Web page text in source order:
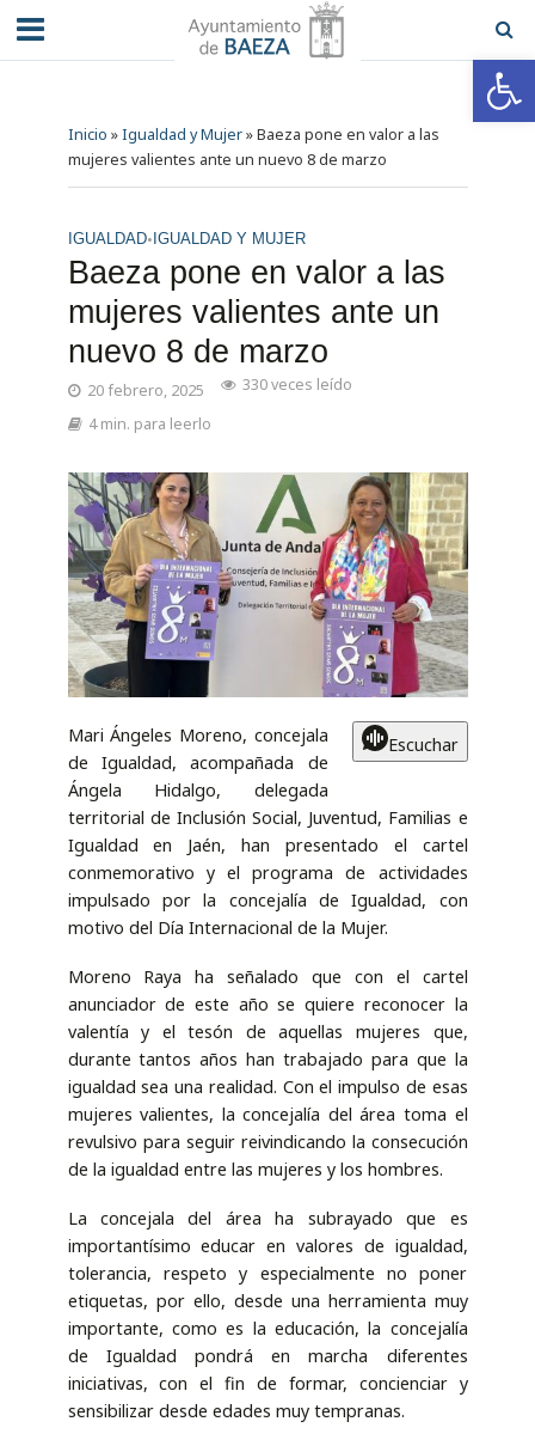
Inicio »Igualdad y Mujer»Baeza pone en valor a las
mujeres valientes ante un nuevo 8 de marzo
IGUALDAD• IGUALDAD Y MUJER
Baeza pone en valor a las
mujeres valientes ante un
nuevo 8 de marzo
20 febrero, 2025
330 veces leído
4 min. para leerlo
Escuchar
Mari Ángeles Moreno, concejala
de Igualdad, acompañada de
Ángela Hidalgo, delegada
territorial de Inclusión Social, Juventud, Familias e
Igualdad en Jaén, han presentado el cartel
conmemorativo y el programa de actividades
impulsado por la concejalía de Igualdad, con
motivo del Día Internacional de la Mujer.
Moreno Raya ha señalado que con el cartel
anunciador de este año se quiere reconocer la
valentía y el tesón de aquellas mujeres que,
durante tantos años han trabajado para que la
igualdad sea una realidad. Con el impulso de esas
mujeres valientes, la concejalía del área toma el
revulsivo para seguir reivindicando la consecución
de la igualdad entre las mujeres y los hombres.
La concejala del área ha subrayado que es
importantísimo educar en valores de igualdad,
tolerancia, respeto y especialmente no poner
etiquetas, por ello, desde una herramienta muy
importante, como es la educación, la concejalía
de Igualdad pondrá en marcha diferentes
iniciativas, con el fin de formar, concienciar y
sensibilizar desde edades muy tempranas.
Abrir barra de herramientas